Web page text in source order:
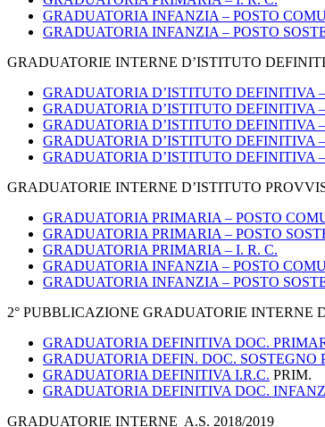
GRADUATORIA INFANZIA – POSTO
GRADUATORIA INFANZIA – POSTO
GRADUATORIE INTERNE D’ISTITUTO
GRADUATORIA D’ISTITUTO DEFINITIVA
GRADUATORIA D’ISTITUTO DEFINITIVA
GRADUATORIA D’ISTITUTO DEFINITIVA
GRADUATORIA D’ISTITUTO DEFINITIVA
GRADUATORIA D’ISTITUTO DEFINITIVA
GRADUATORIE INTERNE D’ISTITUTO
GRADUATORIA PRIMARIA – POSTO
GRADUATORIA PRIMARIA – POSTO
GRADUATORIA PRIMARIA – I. R. C.
GRADUATORIA INFANZIA – POSTO
GRADUATORIA INFANZIA – POSTO
2° PUBBLICAZIONE GRADUATORIE INTERNE
GRADUATORIA DEFINITIVA DOC.
GRADUATORIA DEFIN. DOC. SOSTEGNO
GRADUATORIA DEFINITIVA I.R.C. PRIM.
GRADUATORIA DEFINITIVA DOC.
GRADUATORIE INTERNE A.S. 2018/2019